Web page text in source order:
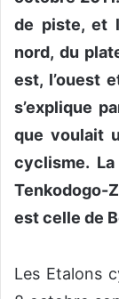
de piste, et
nord, du
est, l’ouest
s’explique
que voulait
cyclisme.
Tenkodogo-
est celle de
Les Etalons